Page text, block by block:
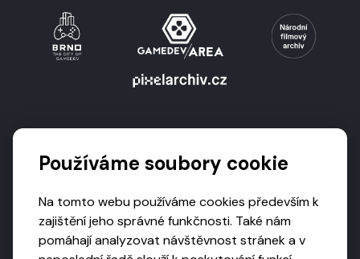
Používáme soubory cookie
Na tomto webu používáme cookies především k
zajištění jeho správné funkčnosti. Také nám
pomáhají analyzovat návštěvnost stránek a v